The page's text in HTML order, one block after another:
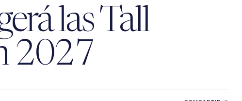
las Tall
2027